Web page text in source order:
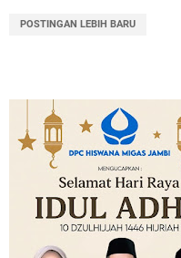
POSTINGAN LEBIH BARU